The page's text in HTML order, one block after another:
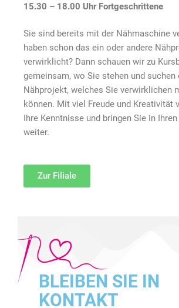
15.30 – 18.00 Uhr Fortgeschrittene
Sie sind bereits mit der Nähmaschine
haben schon das ein oder andere
verwirklicht? Dann schauen wir zu
gemeinsam, wo Sie stehen und suchen
Nähprojekt, welches Sie verwirklichen
können. Mit viel Freude und Kreativität
Ihre Kenntnisse und bringen Sie in
weiter.
Zur Filiale
BLEIBEN SIE IN
KONTAKT